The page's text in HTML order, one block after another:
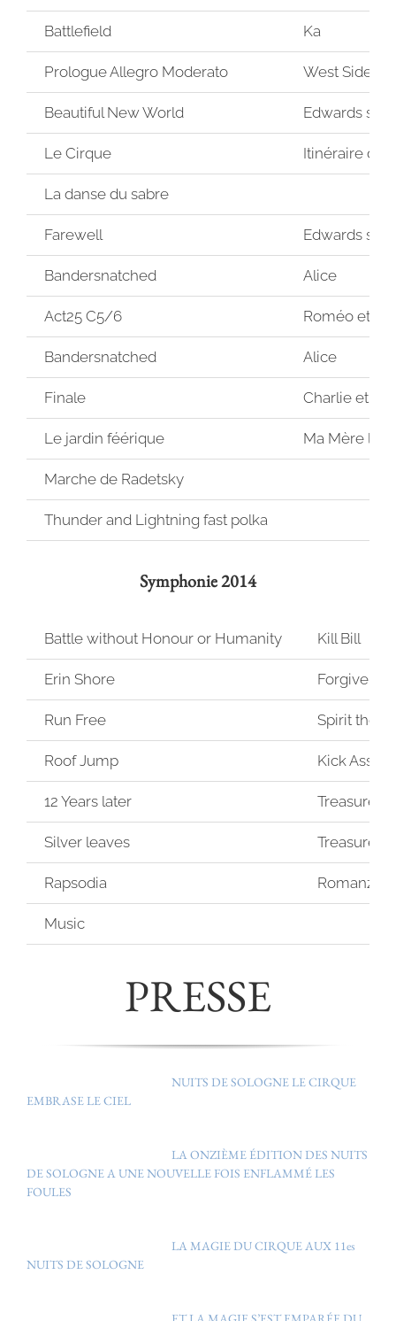
Battlefield Ka
Prologue Allegro Moderato West Side
Beautiful New World Edwards
Le Cirque Itinéraire
La danse du sabre
Farewell Edwards
Bandersnatched Alice
Act25 C5/6 Roméo et
Bandersnatched Alice
Finale Charlie et la
Le jardin féérique Ma Mère
Marche de Radetsky
Thunder and Lightning fast polka
Symphonie 2014
Battle without Honour or Humanity Kill Bill
Erin Shore Forgiven
Run Free Spirit the
Roof Jump Kick Ass
12 Years later Treasure
Silver leaves Treasure
Rapsodia Romanza
Music
PRESSE
NUITS DE SOLOGNE LE CIRQUE
EMBRASE LE CIEL
LA ONZIÈME ÉDITION DES NUITS
DE SOLOGNE A UNE NOUVELLE FOIS ENFLAMMÉ LES
FOULES
LA MAGIE DU CIRQUE AUX 11es
NUITS DE SOLOGNE